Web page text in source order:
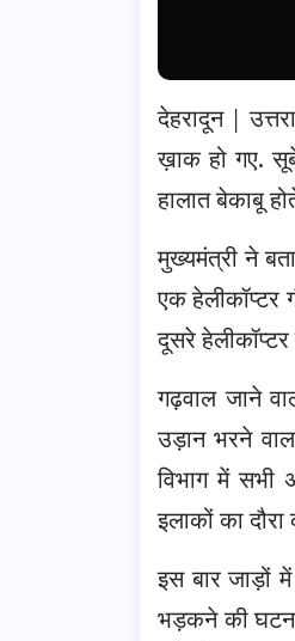
देहरादून |
ख़ाक हो गए.
हालात बेकाबू
मुख्यमंत्री ने
एक हेलीकॉप्टर
दूसरे हेलीकॉप्टर
गढ़वाल जाने
उड़ान भरने
विभाग में सभी
इलाकों का
इस बार जाड़ों
भड़कने की